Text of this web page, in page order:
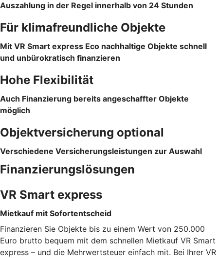
Auszahlung in der Regel innerhalb von 24 Stunden
Für klimafreundliche Objekte
Mit VR Smart express Eco nachhaltige Objekte schnell
und unbürokratisch finanzieren
Hohe Flexibilität
Auch Finanzierung bereits angeschaffter Objekte
möglich
Objektversicherung optional
Verschiedene Versicherungsleistungen zur Auswahl
Finanzierungslösungen
VR Smart express
Mietkauf mit Sofortentscheid
Finanzieren Sie Objekte bis zu einem Wert von 250.000
Euro brutto bequem mit dem schnellen Mietkauf VR Smart
express – und die Mehrwertsteuer einfach mit. Bei Ihrer VR